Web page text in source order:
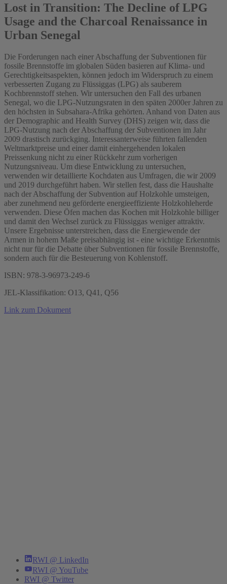
Lost in Transition: The Decline of LPG
Usage and the Charcoal Renaissance in
Urban Senegal
Die Forderungen nach einer Abschaffung der Subventionen für
fossile Brennstoffe im globalen Süden basieren auf Klima- und
Gerechtigkeitsaspekten, können jedoch im Widerspruch zu einem
verbesserten Zugang zu Flüssiggas (LPG) als sauberem
Kochbrennstoff stehen. Wir untersuchen den Fall des urbanen
Senegal, wo die LPG-Nutzungsraten in den späten 2000er Jahren zu
den höchsten in Subsahara-Afrika gehörten. Anhand von Daten aus
der Demographic and Health Survey (DHS) zeigen wir, dass die
LPG-Nutzung nach der Abschaffung der Subventionen im Jahr
2009 drastisch zurückging. Interessanterweise führten fallenden
Weltmarktpreise und einer damit einhergehenden lokalen
Preissenkung nicht zu einer Rückkehr zum vorherigen
Nutzungsniveau. Um diese Entwicklung zu untersuchen,
verwenden wir detaillierte Kochdaten aus Umfragen, die wir 2009
und 2019 durchgeführt haben. Wir stellen fest, dass die Haushalte
nach der Abschaffung der Subvention auf Holzkohle umsteigen,
aber zunehmend neu geförderte energieeffiziente Holzkohleherde
verwenden. Diese Öfen machen das Kochen mit Holzkohle billiger
und damit den Wechsel zurück zu Flüssiggas weniger attraktiv.
Unsere Ergebnisse unterstreichen, dass die Energiewende der
Armen in hohem Maße preisabhängig ist - eine wichtige Erkenntnis
nicht nur für die Debatte über Subventionen für fossile Brennstoffe,
sondern auch für die Besteuerung von Kohlenstoff.
ISBN: 978-3-96973-249-6
JEL-Klassifikation: O13, Q41, Q56
Link zum Dokument
RWI @ LinkedIn
RWI @ YouTube
RWI @ Twitter